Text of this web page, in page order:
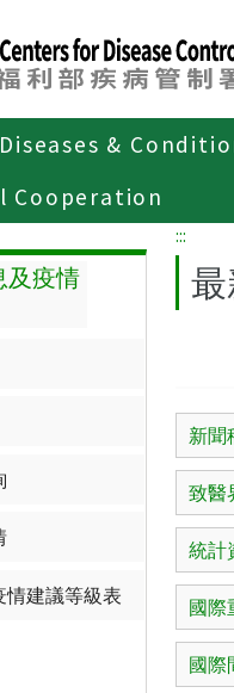
Diseases &
Cooperation
病與防疫專題
及疫情
情建議等級表
:::
新聞
致醫
統計
國際
國際